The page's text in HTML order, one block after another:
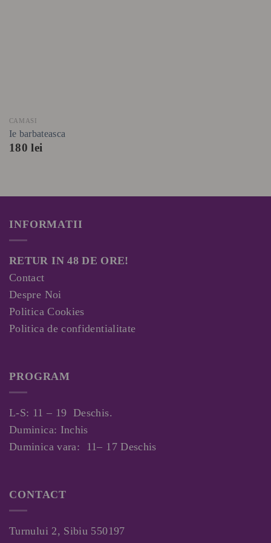
CAMASI
Ie barbateasca
180lei
INFORMATII
RETUR IN 48 DE ORE!
Contact
Despre Noi
Politica Cookies
Politica de confidentialitate
PROGRAM
L-S: 11 – 19 Deschis.
Duminica: Inchis
Duminica vara: 11– 17 Deschis
CONTACT
Turnului 2, Sibiu 550197